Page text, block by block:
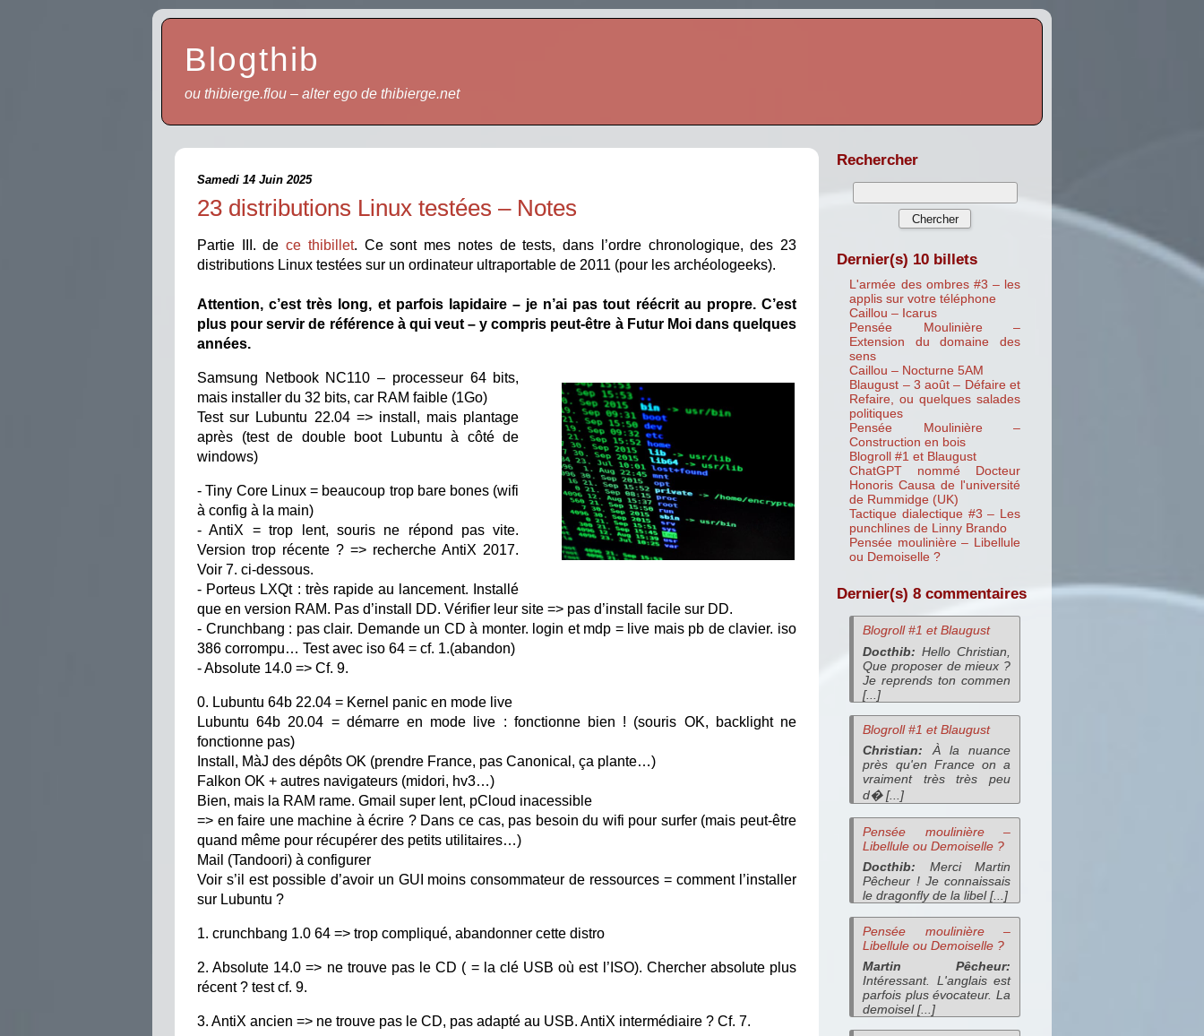
Blogthib
ou thibierge.flou – alter ego de thibierge.net
Samedi 14 Juin 2025
23 distributions Linux testées – Notes
Partie III. dece thibillet. Ce sont mes notes de tests, dans l’ordre chronologique, des 23
distributions Linux testées sur un ordinateur ultraportable de 2011 (pour les archéologeeks).
Attention, c’est très long, et parfois lapidaire – je n’ai pas tout réécrit au propre. C’est
plus pour servir de référence à qui veut – y compris peut-être à Futur Moi dans quelques
années.
Samsung Netbook NC110 – processeur 64 bits,
mais installer du 32 bits, car RAM faible (1Go)
Test sur Lubuntu 22.04 => install, mais plantage
après (test de double boot Lubuntu à côté de
windows)
- Tiny Core Linux = beaucoup trop bare bones (wifi
à config à la main)
- AntiX = trop lent, souris ne répond pas vite.
Version trop récente ? => recherche AntiX 2017.
Voir 7. ci-dessous.
- Porteus LXQt : très rapide au lancement. Installé
que en version RAM. Pas d’install DD. Vérifier leur site => pas d’install facile sur DD.
- Crunchbang : pas clair. Demande un CD à monter. login et mdp = live mais pb de clavier. iso
386 corrompu… Test avec iso 64 = cf. 1.(abandon)
- Absolute 14.0 => Cf. 9.
0. Lubuntu 64b 22.04 = Kernel panic en mode live
Lubuntu 64b 20.04 = démarre en mode live : fonctionne bien ! (souris OK, backlight ne
fonctionne pas)
Install, MàJ des dépôts OK (prendre France, pas Canonical, ça plante…)
Falkon OK + autres navigateurs (midori, hv3…)
Bien, mais la RAM rame. Gmail super lent, pCloud inacessible
=> en faire une machine à écrire ? Dans ce cas, pas besoin du wifi pour surfer (mais peut-être
quand même pour récupérer des petits utilitaires…)
Mail (Tandoori) à configurer
Voir s’il est possible d’avoir un GUI moins consommateur de ressources = comment l’installer
sur Lubuntu ?
1. crunchbang 1.0 64 => trop compliqué, abandonner cette distro
2. Absolute 14.0 => ne trouve pas le CD ( = la clé USB où est l’ISO). Chercher absolute plus
récent ? test cf. 9.
3. AntiX ancien => ne trouve pas le CD, pas adapté au USB. AntiX intermédiaire ? Cf. 7.
Rechercher
Dernier(s) 10 billets
L'armée des ombres #3 – les
applis sur votre téléphone
Caillou – Icarus
Pensée Moulinière –
Extension du domaine des
sens
Caillou – Nocturne 5AM
Blaugust – 3 août – Défaire et
Refaire, ou quelques salades
politiques
Pensée Moulinière –
Construction en bois
Blogroll #1 et Blaugust
ChatGPT nommé Docteur
Honoris Causa de l'université
de Rummidge (UK)
Tactique dialectique #3 – Les
punchlines de Linny Brando
Pensée moulinière – Libellule
ou Demoiselle ?
Dernier(s) 8 commentaires
Blogroll #1 et Blaugust
Docthib: Hello Christian,
Que proposer de mieux ?
Je reprends ton commen
[...]
Blogroll #1 et Blaugust
Christian: À la nuance
près qu'en France on a
vraiment très très peu
d� [...]
Pensée moulinière –
Libellule ou Demoiselle ?
Docthib: Merci Martin
Pêcheur ! Je connaissais
le dragonfly de la libel [...]
Pensée moulinière –
Libellule ou Demoiselle ?
Martin Pêcheur:
Intéressant. L'anglais est
parfois plus évocateur. La
demoisel [...]